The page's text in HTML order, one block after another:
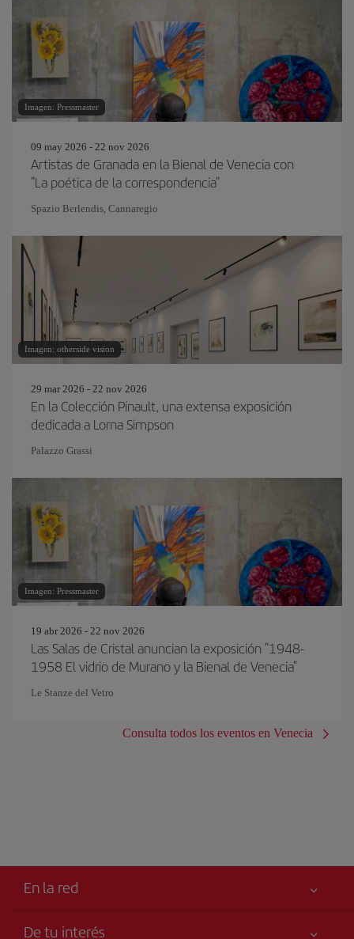
Imagen: Pressmaster
09 may 2026 - 22 nov 2026
Artistas de Granada en la Bienal de Venecia con
"La poética de la correspondencia"
Spazio Berlendis, Cannaregio
Imagen: otherside vision
29 mar 2026 - 22 nov 2026
En la Colección Pinault, una extensa exposición
dedicada a Lorna Simpson
Palazzo Grassi
Imagen: Pressmaster
19 abr 2026 - 22 nov 2026
Las Salas de Cristal anuncian la exposición "1948-
1958 El vidrio de Murano y la Bienal de Venecia"
Le Stanze del Vetro
Consulta todos los eventos en Venecia
En la red
De tu interés